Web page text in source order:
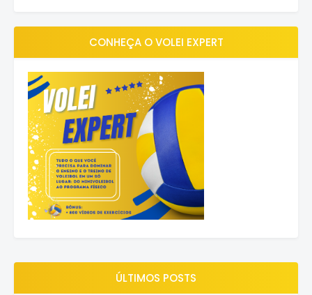
CONHEÇA O VOLEI EXPERT
ÚLTIMOS POSTS